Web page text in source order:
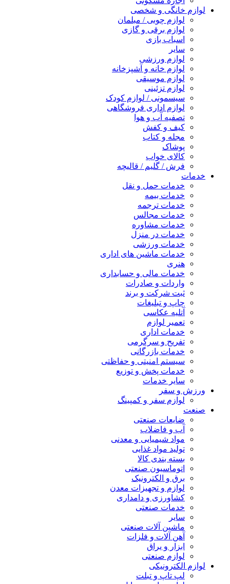
لوازم خانگی و شخصی
لوازم چوبی / مبلمان
لوازم برقی و گازی
اسباب بازی
سایر
لوازم ورزشی
لوازم خانه و آشپزخانه
لوازم موسیقی
لوازم تزئینی
سیسمونی / لوازم کودک
لوازم اداری فروشگاهی
تصفیه آب و هوا
کیف و کفش
مجله و کتاب
پوشاک
کالای خواب
فرش / گلیم / قالیچه
خدمات
خدمات حمل و نقل
خدمات بیمه
خدمات ترجمه
خدمات مجالس
خدمات مشاوره
خدمات در منزل
خدمات ورزشی
خدمات ماشین های اداری
هنری
خدمات مالی و حسابداری
واردات و صادرات
ثبت شرکت و برند
چاپ و تبلیغات
آتلیه عکاسی
تعمیر لوازم
خدمات اداری
تفریح و سرگرمی
خدمات بازرگانی
سیستم امنیتی و حفاظتی
خدمات پخش و توزیع
سایر خدمات
ورزش و سفر
لوازم سفر و کمپینگ
صنعت
ضایعات صنعتی
آب و فاضلاب
مواد شیمیایی و معدنی
تولید مواد غذایی
بسته بندی کالا
اتوماسیون صنعتی
برق و الکترونیک
لوازم و تجهیزات معدن
کشاورزی و دامداری
خدمات صنعتی
سایر
ماشین آلات صنعتی
آهن آلات و فلزات
ابزار و یراق
لوازم صنعتی
لوازم الکترونیکی
لپ تاپ و تبلت